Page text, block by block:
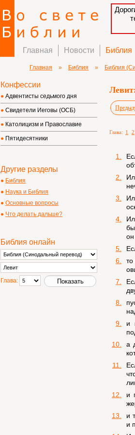
Главная Новости Библия
Главная » Библия » Библия
Глава: 1 2
1.
2.
3.
4.
он
5.
6.
то
7.
8.
9.
и
10.
а
11.
12.
и
13.
и
и
Конфессии
Адвентисты седьмого дня
Свидетели Иеговы (ОСБ)
Католицизм и Православие
Пятидесятники
Другие разделы
Библия
Наука и Библия
Основные вопросы
Что делать дальше?
Библия онлайн
Глава: